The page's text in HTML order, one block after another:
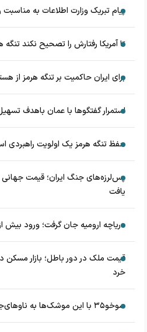
پیام تبریک وزارت اطلاعات به مناسبت
تا آمریکا رفتارش را تصحیح نکند
برای ایران حاکمیت بر تنگه هرمز از
استمرار گفتگوها با عمان باهدف
حفظ تنگه هرمز یک اولویت راهبردی
پس‌لرزه‌های جنگ ایران؛ قیمت
یافت
دریاچه ارومیه جان گرفت؛ ورود بیش از ۴.۵ میلیارد مترمکعب
قیمت ملک در دور باطل؛ بازار مسکن
خرد
سوخو۳۵ با این موشک‌ها به ناوهای‌جنگی حمله می‌کند